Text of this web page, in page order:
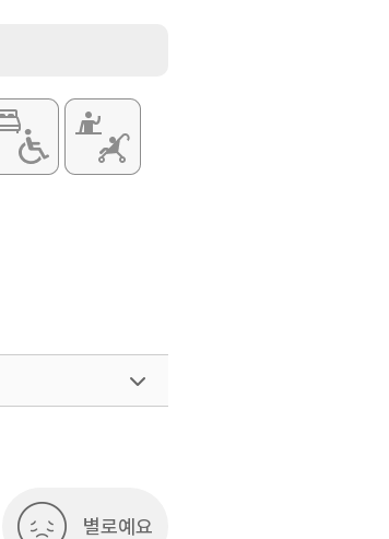
별로예요